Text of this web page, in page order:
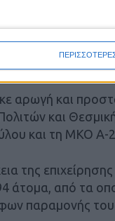
διακριβώθηκαν
οποίοι
συνθήκες.
αρωγή και
και
και τη ΜΚΟ Α-
της
άτομα, από τα
παραμονής